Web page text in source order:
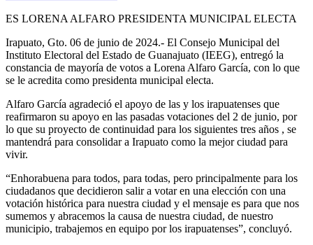
ES LORENA ALFARO PRESIDENTA MUNICIPAL ELECTA
Irapuato, Gto. 06 de junio de 2024.- El Consejo Municipal del
Instituto Electoral del Estado de Guanajuato (IEEG), entregó la
constancia de mayoría de votos a Lorena Alfaro García, con lo que
se le acredita como presidenta municipal electa.
Alfaro García agradeció el apoyo de las y los irapuatenses que
reafirmaron su apoyo en las pasadas votaciones del 2 de junio, por
lo que su proyecto de continuidad para los siguientes tres años , se
mantendrá para consolidar a Irapuato como la mejor ciudad para
vivir.
“Enhorabuena para todos, para todas, pero principalmente para los
ciudadanos que decidieron salir a votar en una elección con una
votación histórica para nuestra ciudad y el mensaje es para que nos
sumemos y abracemos la causa de nuestra ciudad, de nuestro
municipio, trabajemos en equipo por los irapuatenses”, concluyó.